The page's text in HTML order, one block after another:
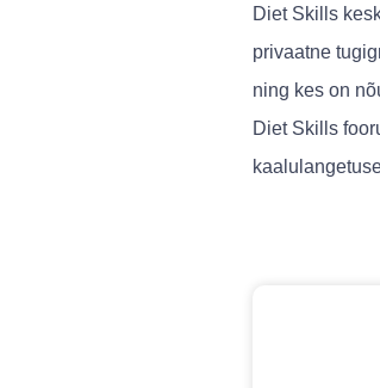
Diet Skills
privaatne
ning kes on
Diet Skills